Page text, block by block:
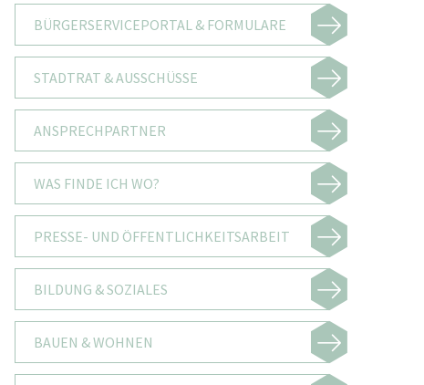
BÜRGERSERVICEPORTAL & FORMULARE
STADTRAT & AUSSCHÜSSE
ANSPRECHPARTNER
WAS FINDE ICH WO?
PRESSE- UND ÖFFENTLICHKEITSARBEIT
BILDUNG & SOZIALES
BAUEN & WOHNEN